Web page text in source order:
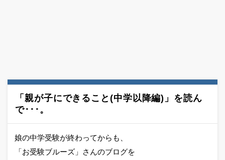
「親が子にできること(中学以降編)」を読ん
で･･･。
娘の中学受験が終わってからも、
「お受験ブルーズ」さんのブログを